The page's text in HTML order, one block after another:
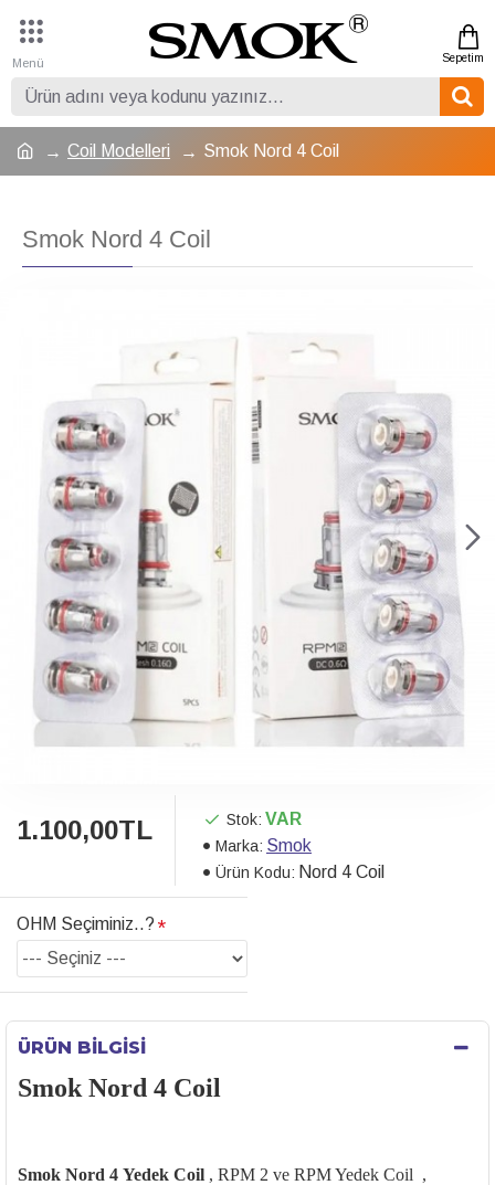
Coil Modelleri Smok Nord 4 Coil
Smok Nord 4 Coil
1.100,00TL Stok: VAR
Marka: Smok
Ürün Kodu: Nord 4 Coil
OHM Seçiminiz..?
ÜRÜN BILGISI
Smok Nord 4 Coil
Smok Nord 4 Yedek Coil , RPM 2 ve RPM Yedek Coil ,